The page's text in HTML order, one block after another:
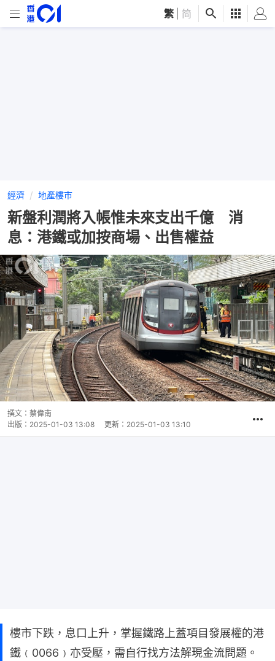
繁 简
經濟 地產樓市
新盤利潤將入帳惟未來支出千億 消
息：港鐵或加按商場、出售權益
撰文： 蔡偉南
出版： 2025-01-03 13:08 更新： 2025-01-03 13:10
樓市下跌，息口上升，掌握鐵路上蓋項目發展權的港
鐵﹙0066﹚亦受壓，需自行找方法解現金流問題。